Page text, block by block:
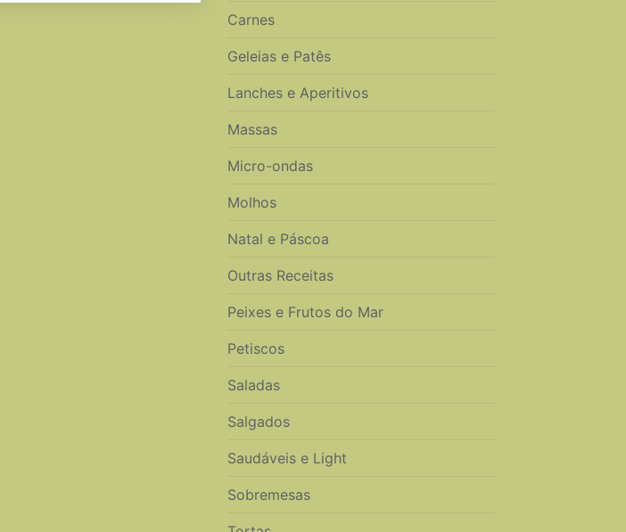
Carnes
Geleias e Patês
Lanches e Aperitivos
Massas
Micro-ondas
Molhos
Natal e Páscoa
Outras Receitas
Peixes e Frutos do Mar
Petiscos
Saladas
Salgados
Saudáveis e Light
Sobremesas